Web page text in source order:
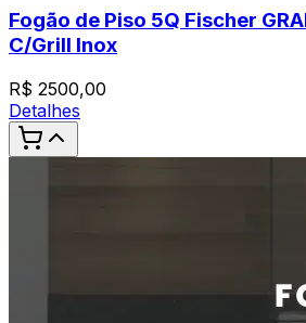
Fogão de Piso 5Q Fischer
C/Grill Inox
R$ 2500,00
Detalhes